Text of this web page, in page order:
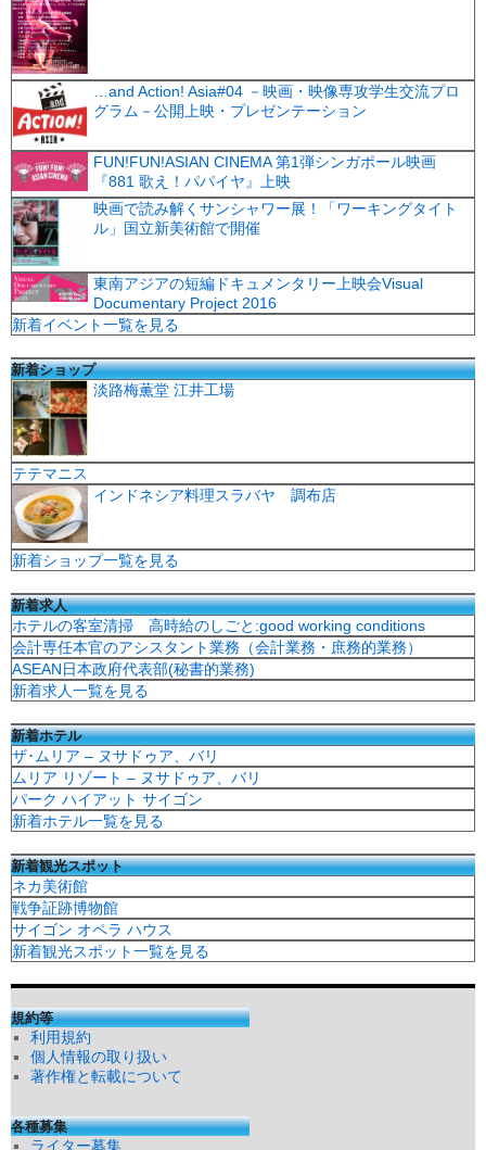
…and Action! Asia#04 －映画・映像専攻学生交流プロ
グラム－公開上映・プレゼンテーション
FUN!FUN!ASIAN CINEMA 第1弾シンガポール映画
『881 歌え！パパイヤ』上映
映画で読み解くサンシャワー展！「ワーキングタイト
ル」国立新美術館で開催
東南アジアの短編ドキュメンタリー上映会Visual
Documentary Project 2016
新着イベント一覧を見る
新着ショップ
淡路梅薫堂 江井工場
テテマニス
インドネシア料理スラバヤ 調布店
新着ショップ一覧を見る
新着求人
ホテルの客室清掃 高時給のしごと:good working conditions
会計専任本官のアシスタント業務（会計業務・庶務的業務）
ASEAN日本政府代表部(秘書的業務)
新着求人一覧を見る
新着ホテル
ザ･ムリア – ヌサドゥア、バリ
ムリア リゾート – ヌサドゥア、バリ
パーク ハイアット サイゴン
新着ホテル一覧を見る
新着観光スポット
ネカ美術館
戦争証跡博物館
サイゴン オペラ ハウス
新着観光スポット一覧を見る
規約等
利用規約
個人情報の取り扱い
著作権と転載について
各種募集
ライター募集